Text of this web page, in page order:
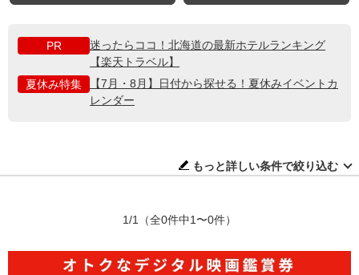
PR
迷ったらココ！北海道の最新ホテルランキング
【楽天トラベル】
夏休み特集
【7月・8月】日付から探せる！夏休みイベントカ
レンダー
もっと詳しい条件で絞り込む
1/1 （全0件中1〜0件）